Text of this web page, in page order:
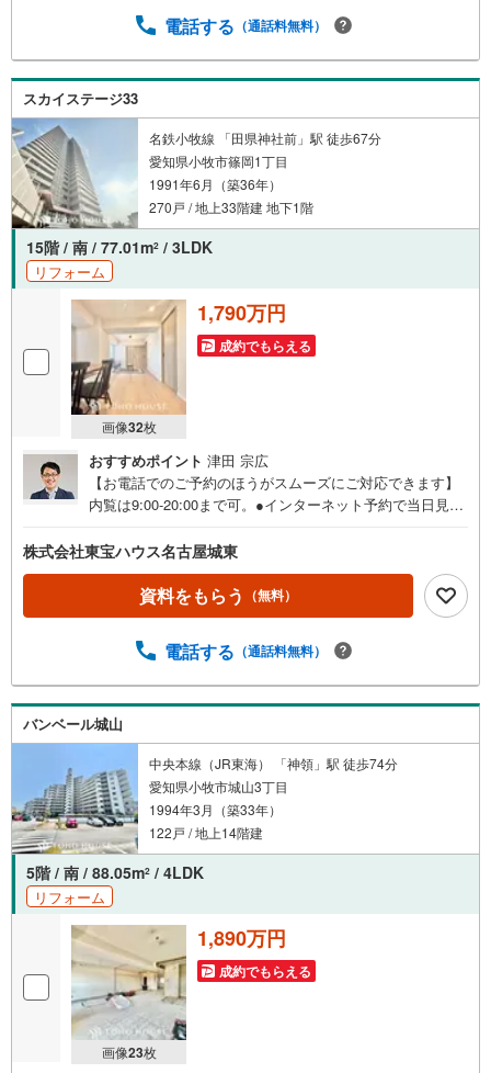
と出会い、住宅ローンやその他のサービスの内容にもご満
だきます。私たちが携わる不動産ビジネスでは安全で安心
な取引を実現することはプロとしての使命です。営業スタ
ッフを管理職が常にサポートする体制で、ダブルチェック
はもちろん何度も報告と確認を繰り返し、取引の安全性を
追求しています。ご覧いただきありがとうございます！
電話する （通話料無料）
スカイステージ33
名鉄小牧線 「田県神社前」駅 徒歩67分
愛知県小牧市篠岡1丁目
1991年6月（築36年）
270戸 / 地上33階建 地下1階
15階 / 南 / 77.01m2 / 3LDK
リフォーム
画像32枚
1,790万円
成約でもらえる
おすすめポイント 津田 宗広
【お電話でのご予約のほうがスムーズにご対応できます】
内覧は9:00-20:00まで可。●インターネット予約で当日見学
（2）本日～4日以内をご希望の方は「ご要望・ご質問欄」
に希望日時をご記入ください！《東宝ハウス名古屋城東の
こだわり》スタッフ一同、すべてのお客様に対して、自分
の家族や仲の良い友人に対するときと同じ気持ちで接客さ
と出会い、住宅ローンやその他のサービスの内容にもご満
だきます。私たちが携わる不動産ビジネスでは安全で安心
な取引を実現することはプロとしての使命です。営業スタ
ッフを管理職が常にサポートする体制で、ダブルチェック
はもちろん何度も報告と確認を繰り返し、取引の安全性を
追求しています。ご覧いただきありがとうございます！
株式会社東宝ハウス名古屋城東
資料をもらう （無料）
電話する （通話料無料）
バンベール城山
中央本線（JR東海） 「神領」駅 徒歩74分
愛知県小牧市城山3丁目
1994年3月（築33年）
122戸 / 地上14階建
5階 / 南 / 88.05m2 / 4LDK
リフォーム
画像23枚
1,890万円
成約でもらえる